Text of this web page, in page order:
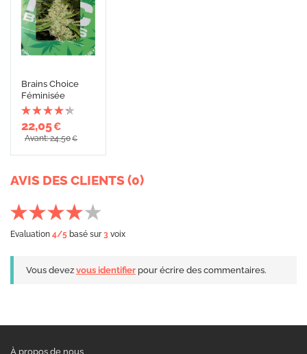
Brains Choice
Féminisée
22,05€
Avant: 24,50€
AVIS DES CLIENTS (0)
Evaluation 4/5 basé sur3 voix
Vous devez vous identifier pour écrire des commentaires.
À propos de nous